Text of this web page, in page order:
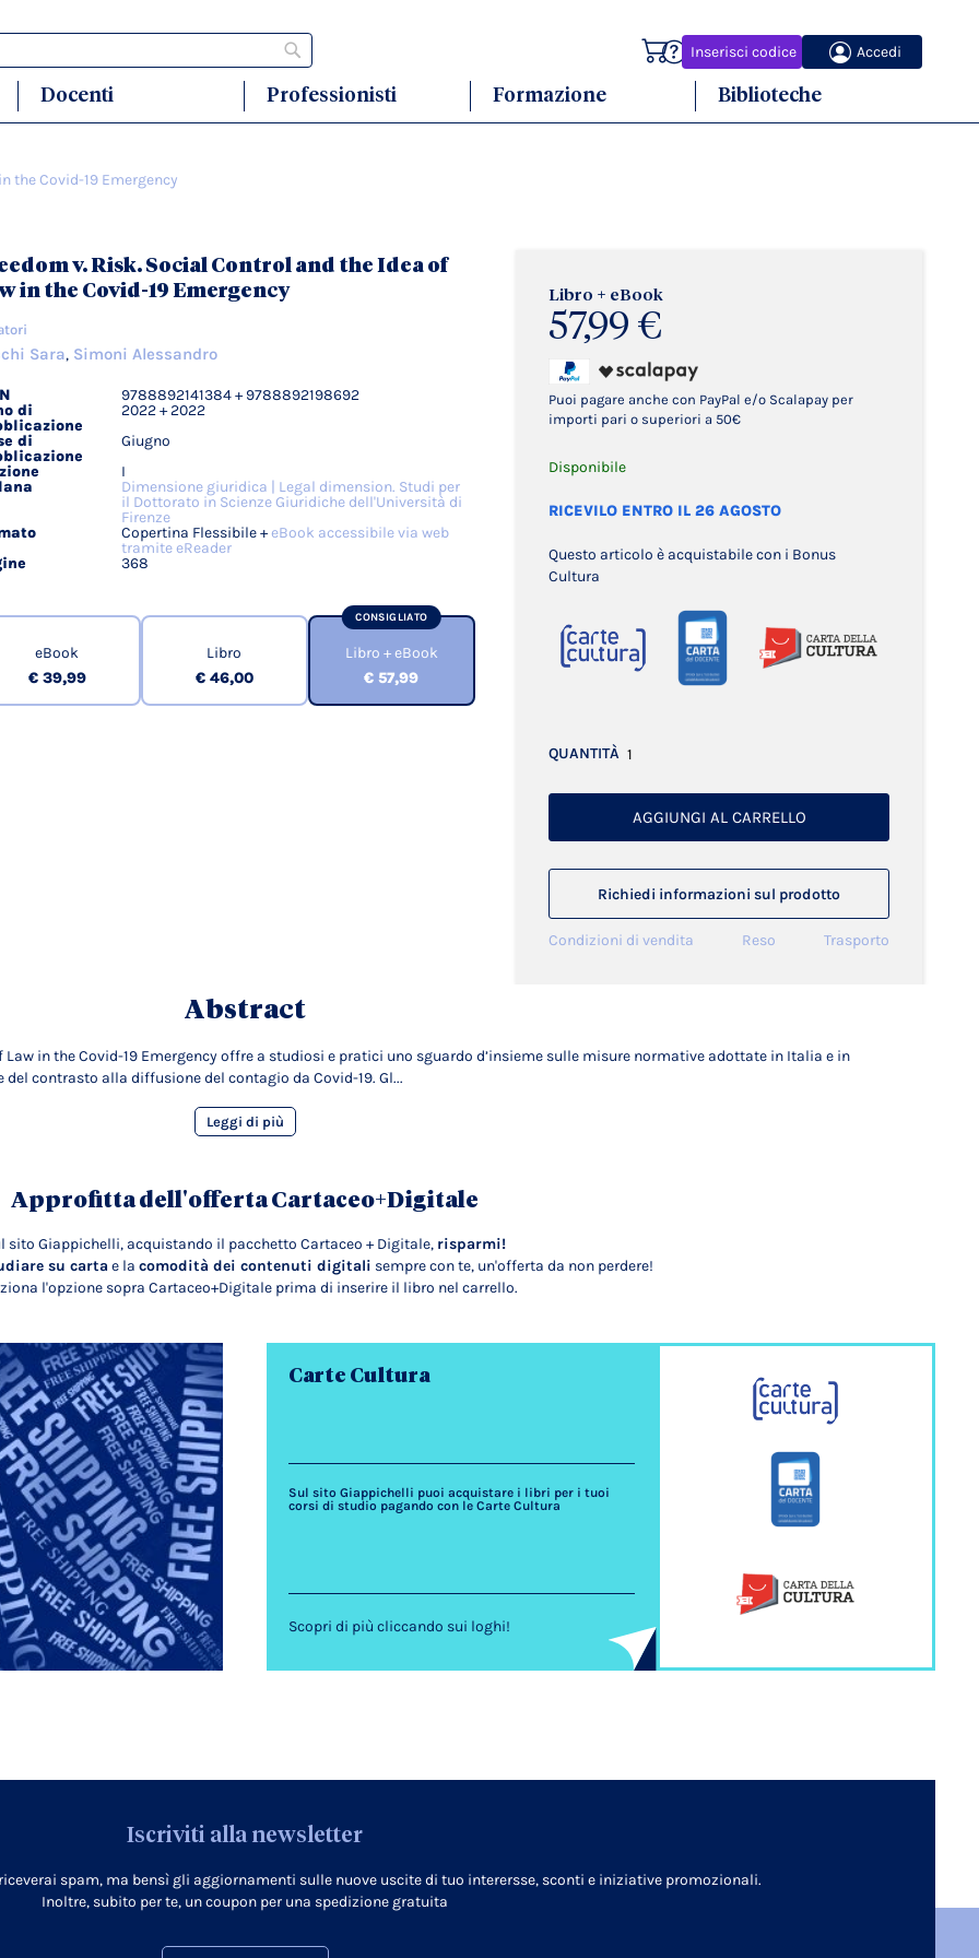
Inserisci codice Accedi
Carrello
Docenti Professionisti Formazione Biblioteche
the Covid-19 Emergency
Libro + eBook
57,99 €
Puoi pagare anche con PayPal e/o Scalapay per
importi pari o superiori a 50€
Disponibile
RICEVILO ENTRO IL 26 AGOSTO
Questo articolo è acquistabile con i Bonus
Cultura
QUANTITÀ
AGGIUNGI AL CARRELLO
Richiedi informazioni sul prodotto
Condizioni di vendita Reso Trasporto
v. Risk. Social Control and the Idea of
in the Covid-19 Emergency
Sara, Simoni Alessandro
9788892141384 + 9788892198692
di
2022 + 2022
di
Giugno
I
Dimensione giuridica | Legal dimension. Studi per
il Dottorato in Scienze Giuridiche dell'Università di
Firenze
Copertina Flessibile +eBook accessibile via web
tramite eReader
368
eBook
€ 39,99
Libro
€ 46,00
CONSIGLIATO
Libro + eBook
€ 57,99
Abstract
in the Covid-19 Emergency offre a studiosi e pratici uno sguardo d’insieme sulle misure normative adottate in Italia e in
contrasto alla diffusione del contagio da Covid-19. Gl...
Leggi di più
Approfitta dell'offerta Cartaceo+Digitale
sito Giappichelli, acquistando il pacchetto Cartaceo + Digitale, risparmi!
su carta e la comodità dei contenuti digitali sempre con te, un'offerta da non perdere!
l'opzione sopra Cartaceo+Digitale prima di inserire il libro nel carrello.
Carte Cultura
Sul sito Giappichelli puoi acquistare i libri per i tuoi
corsi di studio pagando con le Carte Cultura
Scopri di più cliccando sui loghi!
Iscriviti alla newsletter
spam, ma bensì gli aggiornamenti sulle nuove uscite di tuo interersse, sconti e iniziative promozionali.
Inoltre, subito per te, un coupon per una spedizione gratuita